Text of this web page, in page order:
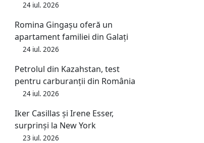
24 iul. 2026
Romina Gingașu oferă un
apartament familiei din Galați
24 iul. 2026
Petrolul din Kazahstan, test
pentru carburanții din România
24 iul. 2026
Iker Casillas și Irene Esser,
surprinși la New York
23 iul. 2026